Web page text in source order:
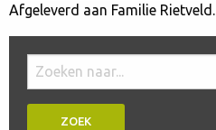
Afgeleverd aan Familie Rietveld.
Doorzoek
de
website: